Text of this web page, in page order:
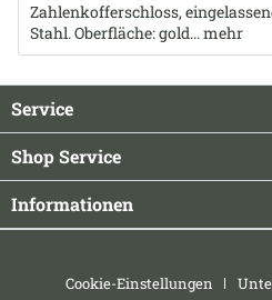
Zahlenkofferschloss,
Stahl. Oberfläche: gold...mehr
Service
Shop Service
Informationen
Cookie-Einstellungen